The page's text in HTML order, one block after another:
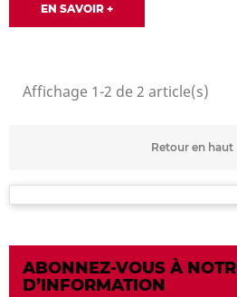
EN SAVOIR +
Affichage 1-2 de 2 article(s)
Retour en haut
ABONNEZ-VOUS À
D’INFORMATION